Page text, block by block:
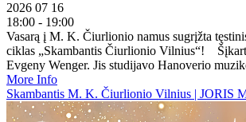
2026 07 16
18:00 - 19:00
Vasarą į M. K. Čiurlionio namus sugrįžta
ciklas „Skambantis Čiurlionio Vilnius“! Šįkart
Evgeny Wenger. Jis studijavo Hanoverio
More Info
Skambantis M. K. Čiurlionio Vilnius | JORIS